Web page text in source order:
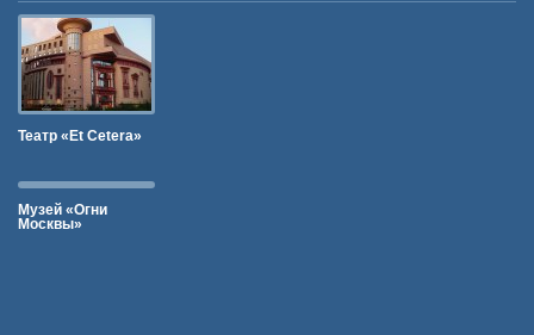
Театр «Et Cetera»
Музей «Огни
Москвы»